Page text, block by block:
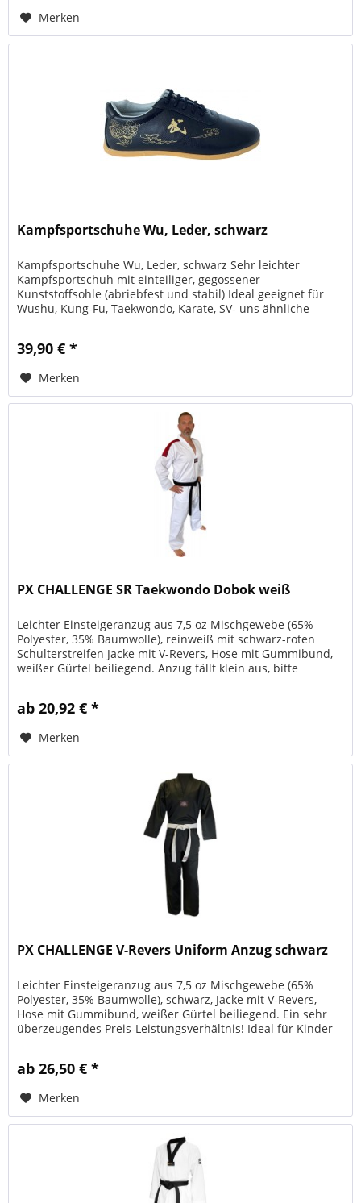
Merken
Kampfsportschuhe Wu, Leder, schwarz
Kampfsportschuhe Wu, Leder, schwarz Sehr leichter
Kampfsportschuh mit einteiliger, gegossener
Kunststoffsohle (abriebfest und stabil) Ideal geeignet für
Wushu, Kung-Fu, Taekwondo, Karate, SV- uns ähnliche
39,90 € *
Merken
PX CHALLENGE SR Taekwondo Dobok weiß
Leichter Einsteigeranzug aus 7,5 oz Mischgewebe (65%
Polyester, 35% Baumwolle), reinweiß mit schwarz-roten
Schulterstreifen Jacke mit V-Revers, Hose mit Gummibund,
weißer Gürtel beiliegend. Anzug fällt klein aus, bitte
ab 20,92 € *
Merken
PX CHALLENGE V-Revers Uniform Anzug schwarz
Leichter Einsteigeranzug aus 7,5 oz Mischgewebe (65%
Polyester, 35% Baumwolle), schwarz, Jacke mit V-Revers,
Hose mit Gummibund, weißer Gürtel beiliegend. Ein sehr
überzeugendes Preis-Leistungsverhältnis! Ideal für Kinder
ab 26,50 € *
Merken